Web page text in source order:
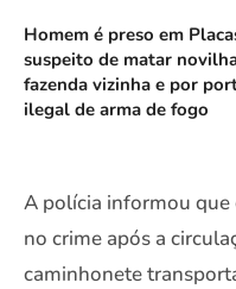
Homem é preso em
suspeito de matar
fazenda vizinha e por
ilegal de arma de fogo
A polícia informou
no crime após a
caminhonete